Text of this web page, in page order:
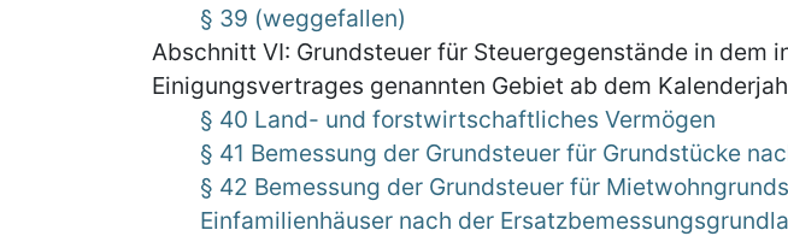
§ 39 (weggefallen)
Abschnitt VI: Grundsteuer für Steuergegenstände in dem
Einigungsvertrages genannten Gebiet ab dem
§ 40 Land- und forstwirtschaftliches Vermögen
§ 41 Bemessung der Grundsteuer für Grundstücke
§ 42 Bemessung der Grundsteuer für
Einfamilienhäuser nach der